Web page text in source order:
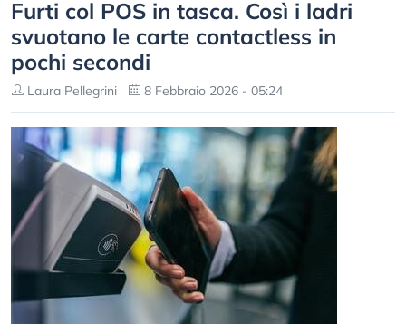
Furti col POS in tasca. Così i ladri
svuotano le carte contactless in
pochi secondi
Laura Pellegrini 8 Febbraio 2026 - 05:24